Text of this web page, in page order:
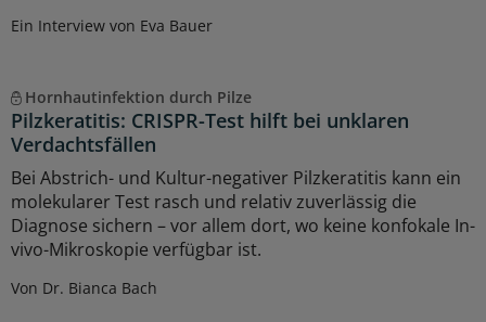
Ein Interview von Eva Bauer
Hornhautinfektion durch Pilze
Pilzkeratitis: CRISPR-Test hilft bei unklaren
Verdachtsfällen
Bei Abstrich- und Kultur-negativer Pilzkeratitis kann ein
molekularer Test rasch und relativ zuverlässig die
Diagnose sichern – vor allem dort, wo keine konfokale In-
vivo-Mikroskopie verfügbar ist.
Von Dr. Bianca Bach